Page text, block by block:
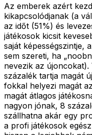
Az emberek azért
kikapcsolódjanak (a
az időt (51%) és
játékosok kicsit
saját képességszintje,
sem szereti, ha
nevezik az újoncokat).
százalék tartja magát
fokkal helyezi magát
magát átlagos
nagyon jónak, 8
szállhatna akár egy
a profi játékosok